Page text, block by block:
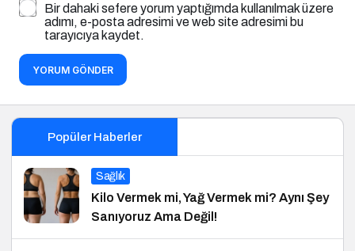
Bir dahaki sefere yorum yaptığımda kullanılmak üzere
adımı, e-posta adresimi ve web site adresimi bu
tarayıcıya kaydet.
YORUM GÖNDER
Popüler Haberler
Sağlık
Kilo Vermek mi, Yağ Vermek mi? Aynı Şey
Sanıyoruz Ama Değil!